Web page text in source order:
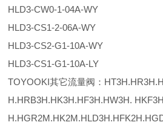
HLD3-CW0-1-04A-WY
HLD3-CS1-2-06A-WY
HLD3-CS2-G1-10A-WY
HLD3-CS1-G1-10A-LY
TOYOOKI其它流量阀：
H.HRB3H.HK3H.HF3H.HW3H.